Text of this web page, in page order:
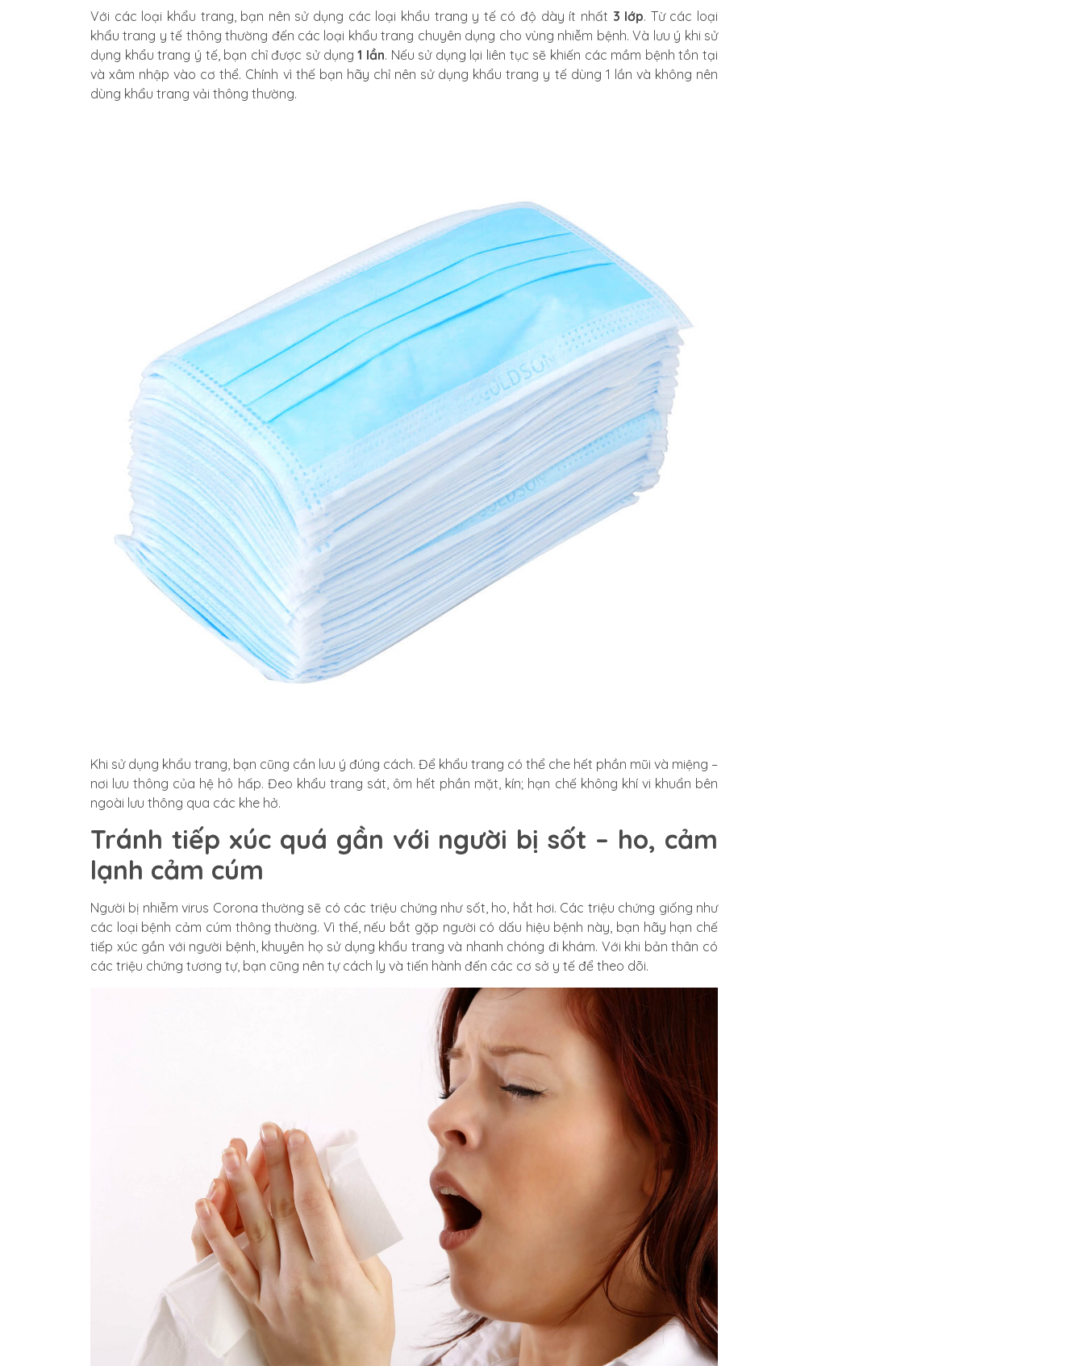
Với các loại khẩu trang, bạn nên sử dụng các loại khẩu trang y tế có độ dày ít nhất 3 lớp. Từ các loại
khẩu trang y tế thông thường đến các loại khẩu trang chuyên dụng cho vùng nhiễm bệnh. Và lưu ý khi sử
dụng khẩu trang ý tế, bạn chỉ được sử dụng1 lần. Nếu sử dụng lại liên tục sẽ khiến các mầm bệnh tồn tại
và xâm nhập vào cơ thể. Chính vì thế bạn hãy chỉ nên sử dụng khẩu trang y tế dùng 1 lần và không nên
dùng khẩu trang vải thông thường.
Khi sử dụng khẩu trang, bạn cũng cần lưu ý đúng cách. Để khẩu trang có thể che hết phần mũi và miệng –
nơi lưu thông của hệ hô hấp. Đeo khẩu trang sát, ôm hết phần mặt, kín; hạn chế không khí vi khuẩn bên
ngoài lưu thông qua các khe hở.
Tránh tiếp xúc quá gần với người bị sốt – ho, cảm
lạnh cảm cúm
Người bị nhiễm virus Corona thường sẽ có các triệu chứng như sốt, ho, hắt hơi. Các triệu chứng giống như
các loại bệnh cảm cúm thông thường. Vì thế, nếu bắt gặp người có dấu hiệu bệnh này, bạn hãy hạn chế
tiếp xúc gần với người bệnh, khuyên họ sử dụng khẩu trang và nhanh chóng đi khám. Với khi bản thân có
các triệu chứng tương tự, bạn cũng nên tự cách ly và tiến hành đến các cơ sở y tế để theo dõi.